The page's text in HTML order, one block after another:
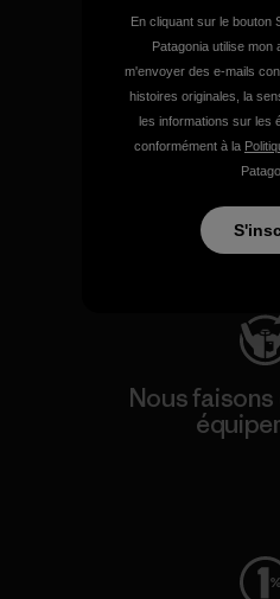
Nous
de
Consulter
Nous
En cliquant sur le bouton
Patagonia utilise mon
m'envoyer des e-mails
histoires originales, la
les informations sur les
conformément à la